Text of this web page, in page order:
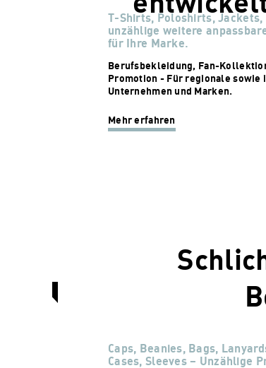
T-Shirts, Poloshirts, Jackets,
unzählige weitere
für Ihre Marke.
Berufsbekleidung, Fan-
Promotion - Für regionale sowie
Unternehmen und Marken.
Mehr erfahren
Caps, Beanies, Bags,
Cases, Sleeves – Unzählige